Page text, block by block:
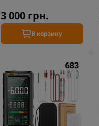
3 000 грн.
В корзину